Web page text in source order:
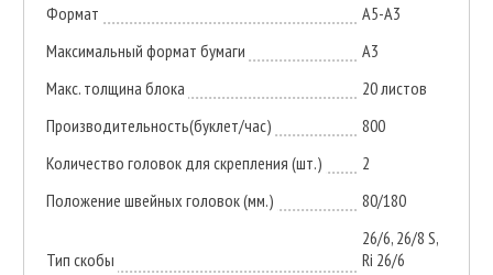
Формат
A5-A3
Максимальный формат бумаги
A3
Макс. толщина блока
20 листов
Производительность(буклет/час)
800
Количество головок для скрепления (шт.)
2
Положение швейных головок (мм.)
80/180
Тип скобы
26/6, 26/8 S,
Ri 26/6